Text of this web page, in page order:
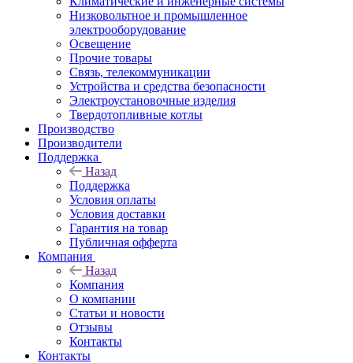
Низковольтное и промышленное
электрооборудование
Освещение
Прочие товары
Связь, телекоммуникации
Устройства и средства безопасности
Электроустановочные изделия
Твердотопливные котлы
Производство
Производители
Поддержка
Назад
Поддержка
Условия оплаты
Условия доставки
Гарантия на товар
Публичная офферта
Компания
Назад
Компания
О компании
Статьи и новости
Отзывы
Контакты
Контакты